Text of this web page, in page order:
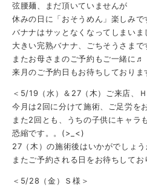
弦腰麺、まだ頂いていませんが
休みの日に「おそうめん」楽しみ
バナナはサッとなくなってしまいま
大きい完熟バナナ、ごちそうさまで
またお母さまのご予約もご一緒に♬
来月のご予約日もお待ちしておりま
＜5/19（水）＆27（木）ご来店、Ｈ
今月は2回に分けて施術、ご足労を
また2回とも、うちの子供にキャラ
恐縮です。。(>_<)
27（木）の施術後はいかがでしょう
またご予約される日をお待ちしてお
＜5/28（金）Ｓ様＞